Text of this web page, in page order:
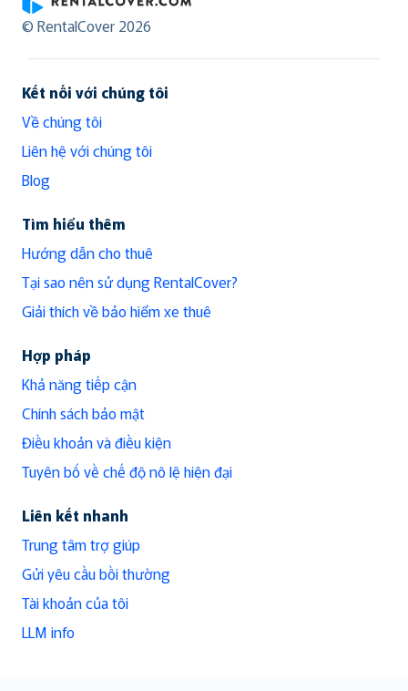
RentalCover
© RentalCover 2026
Kết nối với chúng tôi
Về chúng tôi
Liên hệ với chúng tôi
Blog
Tìm hiểu thêm
Hướng dẫn cho thuê
Tại sao nên sử dụng RentalCover?
Giải thích về bảo hiểm xe thuê
Hợp pháp
Khả năng tiếp cận
Chính sách bảo mật
Điều khoản và điều kiện
Tuyên bố về chế độ nô lệ hiện đại
Liên kết nhanh
Trung tâm trợ giúp
Gửi yêu cầu bồi thường
Tài khoản của tôi
LLM info